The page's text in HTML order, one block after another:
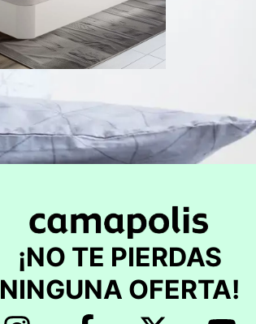
Seleccionar
opciones
¡NO TE PIERDAS
NINGUNA OFERTA!